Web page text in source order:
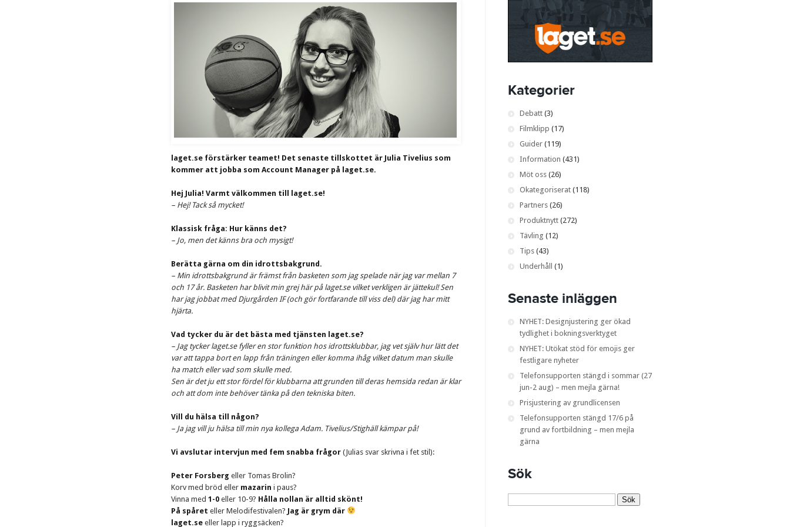
laget.se förstärker teamet! Det senaste tillskottet är Julia Tivelius som
kommer att jobba som Account Manager på laget.se.
Hej Julia! Varmt välkommen till laget.se!
– Hej! Tack så mycket!
Klassisk fråga: Hur känns det?
– Jo, men det känns bra och mysigt!
Berätta gärna om din idrottsbakgrund.
– Min idrottsbakgrund är främst från basketen som jag spelade när jag var mellan 7
och 17 år. Basketen har blivit min grej här på laget.se vilket verkligen är jättekul! Sen
har jag jobbat med Djurgården IF (och gör fortfarande till viss del) där jag har mitt
hjärta.
Vad tycker du är det bästa med tjänsten laget.se?
– Jag tycker laget.se fyller en stor funktion hos idrottsklubbar, jag vet själv hur lätt det
var att tappa bort en lapp från träningen eller komma ihåg vilket datum man skulle
ha match eller vad som skulle med.
Sen är det ju ett stor fördel för klubbarna att grunden till deras hemsida redan är klar
och att dom inte behöver tänka på den tekniska biten.
Vill du hälsa till någon?
– Ja jag vill ju hälsa till min nya kollega Adam. Tivelius/Stighäll kämpar på!
Vi avslutar intervjun med fem snabba frågor (Julias svar skrivna i fet stil):
Peter Forsberg eller Tomas Brolin?
Korv med bröd eller mazarin i paus?
Vinna med 1-0 eller 10-9? Hålla nollan är alltid skönt!
På spåret eller Melodifestivalen? Jag är grym där
laget.se eller lapp i ryggsäcken?
Kategorier
Debatt (3)
Filmklipp (17)
Guider (119)
Information (431)
Möt oss (26)
Okategoriserat (118)
Partners (26)
Produktnytt (272)
Tävling (12)
Tips (43)
Underhåll
(1)
Senaste inläggen
NYHET: Designjustering ger ökad
tydlighet i bokningsverktyget
NYHET: Utökat stöd för emojis ger
festligare nyheter
Telefonsupporten stängd i sommar (27
jun-2 aug) – men mejla gärna!
Prisjustering av grundlicensen
Telefonsupporten stängd 17/6 på
grund av fortbildning – men mejla
gärna
Sök
Sök
efter: